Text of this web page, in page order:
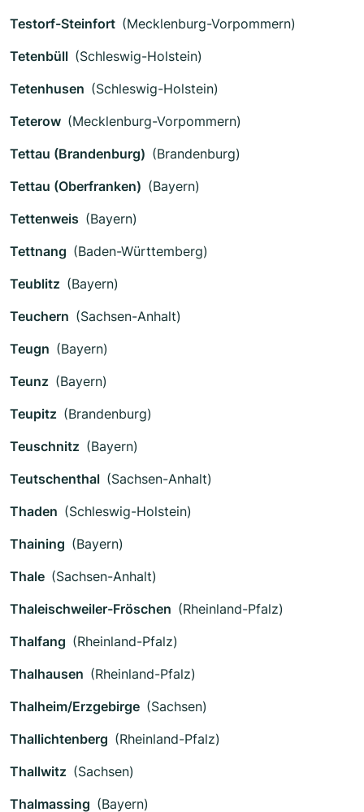
Testorf-Steinfort (Mecklenburg-Vorpommern)
Tetenbüll (Schleswig-Holstein)
Tetenhusen (Schleswig-Holstein)
Teterow (Mecklenburg-Vorpommern)
Tettau (Brandenburg) (Brandenburg)
Tettau (Oberfranken) (Bayern)
Tettenweis (Bayern)
Tettnang (Baden-Württemberg)
Teublitz (Bayern)
Teuchern (Sachsen-Anhalt)
Teugn (Bayern)
Teunz (Bayern)
Teupitz (Brandenburg)
Teuschnitz (Bayern)
Teutschenthal (Sachsen-Anhalt)
Thaden (Schleswig-Holstein)
Thaining (Bayern)
Thale (Sachsen-Anhalt)
Thaleischweiler-Fröschen (Rheinland-Pfalz)
Thalfang (Rheinland-Pfalz)
Thalhausen (Rheinland-Pfalz)
Thalheim/Erzgebirge (Sachsen)
Thallichtenberg (Rheinland-Pfalz)
Thallwitz (Sachsen)
Thalmassing (Bayern)